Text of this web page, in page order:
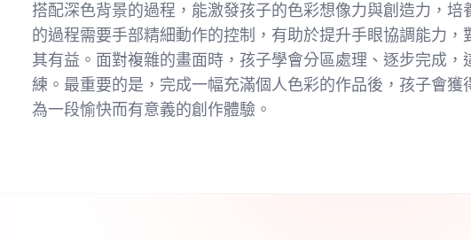
搭配深色背景的過程，能激發孩子的色彩想像力與創造力，
的過程需要手部精細動作的控制，有助於提升手眼協調能力，
其有益。面對複雜的畫面時，孩子學會分區處理、逐步完成，
練。最重要的是，完成一幅充滿個人色彩的作品後，孩子會獲
為一段愉快而有意義的創作體驗。